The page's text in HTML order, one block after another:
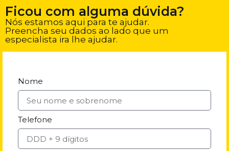
Ficou com alguma dúvida?
Nós estamos aqui para te ajudar.
Preencha seu dados ao lado que um
especialista ira lhe ajudar.
Nome
Telefone